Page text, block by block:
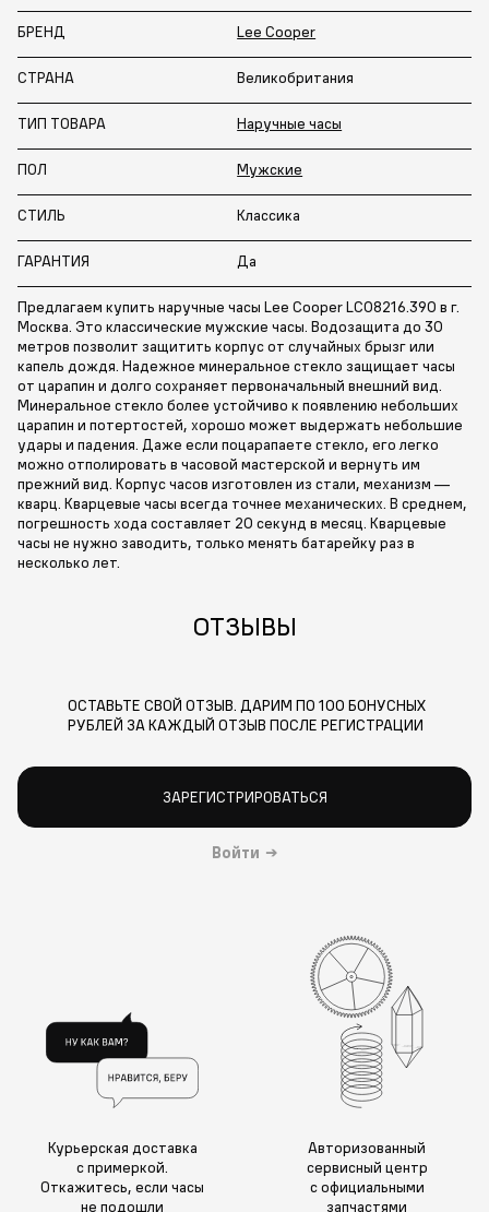
БРЕНД Lee Cooper
СТРАНА Великобритания
ТИП ТОВАРА Наручные часы
ПОЛ Мужские
СТИЛЬ Классика
ГАРАНТИЯ Да
Предлагаем купить наручные часы Lee Cooper LC08216.390 в г.
Москва. Это классические мужские часы. Водозащита до 30
метров позволит защитить корпус от случайных брызг или
капель дождя. Надежное минеральное стекло защищает часы
от царапин и долго сохраняет первоначальный внешний вид.
Минеральное стекло более устойчиво к появлению небольших
царапин и потертостей, хорошо может выдержать небольшие
удары и падения. Даже если поцарапаете стекло, его легко
можно отполировать в часовой мастерской и вернуть им
прежний вид. Корпус часов изготовлен из стали, механизм —
кварц. Кварцевые часы всегда точнее механических. В среднем,
погрешность хода составляет 20 секунд в месяц. Кварцевые
часы не нужно заводить, только менять батарейку раз в
несколько лет.
ОТЗЫВЫ
ОСТАВЬТЕ СВОЙ ОТЗЫВ. ДАРИМ ПО 100 БОНУСНЫХ
РУБЛЕЙ ЗА КАЖДЫЙ ОТЗЫВ ПОСЛЕ РЕГИСТРАЦИИ
ЗАРЕГИСТРИРОВАТЬСЯ
Войти →
Курьерская доставка
с примеркой.
Откажитесь, если часы
не подошли
Авторизованный
сервисный центр
с официальными
запчастями